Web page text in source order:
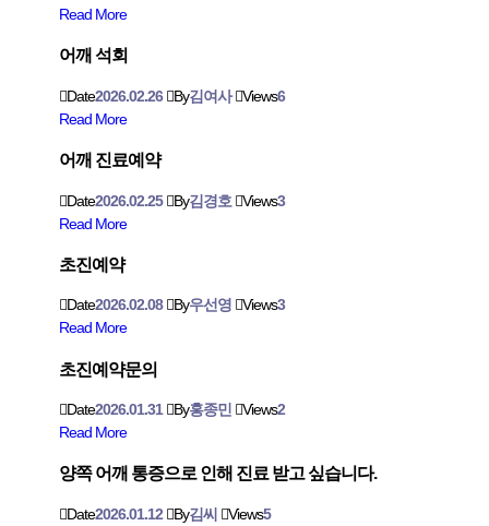
Read More
어깨 석회
Date2026.02.26 By김여사 Views6
Read More
어깨 진료예약
Date2026.02.25 By김경호 Views3
Read More
초진예약
Date2026.02.08 By우선영 Views3
Read More
초진예약문의
Date2026.01.31 By홍종민 Views2
Read More
양쪽 어깨 통증으로 인해 진료 받고 싶습니다.
Date2026.01.12 By김씨 Views5